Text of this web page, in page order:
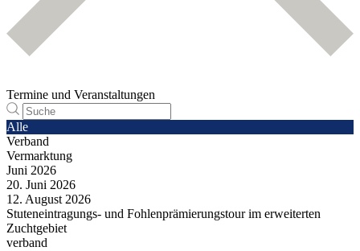
Termine und Veranstaltungen
Alle
Verband
Vermarktung
Juni 2026
20. Juni 2026
12. August 2026
Stuteneintragungs- und Fohlenprämierungstour im erweiterten
Zuchtgebiet
verband